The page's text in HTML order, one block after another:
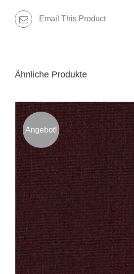
Email This Product
Ähnliche Produkte
Angebot!